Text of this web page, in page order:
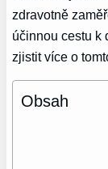
zdravotně
účinnou cestu k
zjistit více o
Obsah